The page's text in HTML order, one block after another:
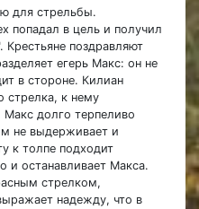
для стрельбы.
попадал в цель и получил
Крестьяне поздравляют
егерь Макс: он не
в стороне. Килиан
стрелка, к нему
Макс долго терпеливо
не выдерживает и
к толпе подходит
и останавливает Макса.
стрелком,
надежду, что в